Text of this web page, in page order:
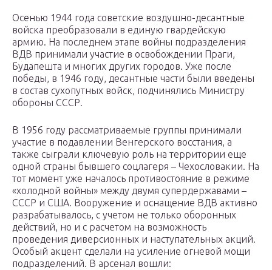
Осенью 1944 года советские воздушно-десантные
войска преобразовали в единую гвардейскую
армию. На последнем этапе войны подразделения
ВДВ принимали участие в освобождении Праги,
Будапешта и многих других городов. Уже после
победы, в 1946 году, десантные части были введены
в состав сухопутных войск, подчинялись Министру
обороны СССР.
В 1956 году рассматриваемые группы принимали
участие в подавлении Венгерского восстания, а
также сыграли ключевую роль на территории еще
одной страны бывшего соцлагеря – Чехословакии. На
тот момент уже началось противостояние в режиме
«холодной войны» между двумя супердержавами –
СССР и США. Вооружение и оснащение ВДВ активно
разрабатывалось, с учетом не только оборонных
действий, но и с расчетом на возможность
проведения диверсионных и наступательных акций.
Особый акцент сделали на усиление огневой мощи
подразделений. В арсенал вошли: